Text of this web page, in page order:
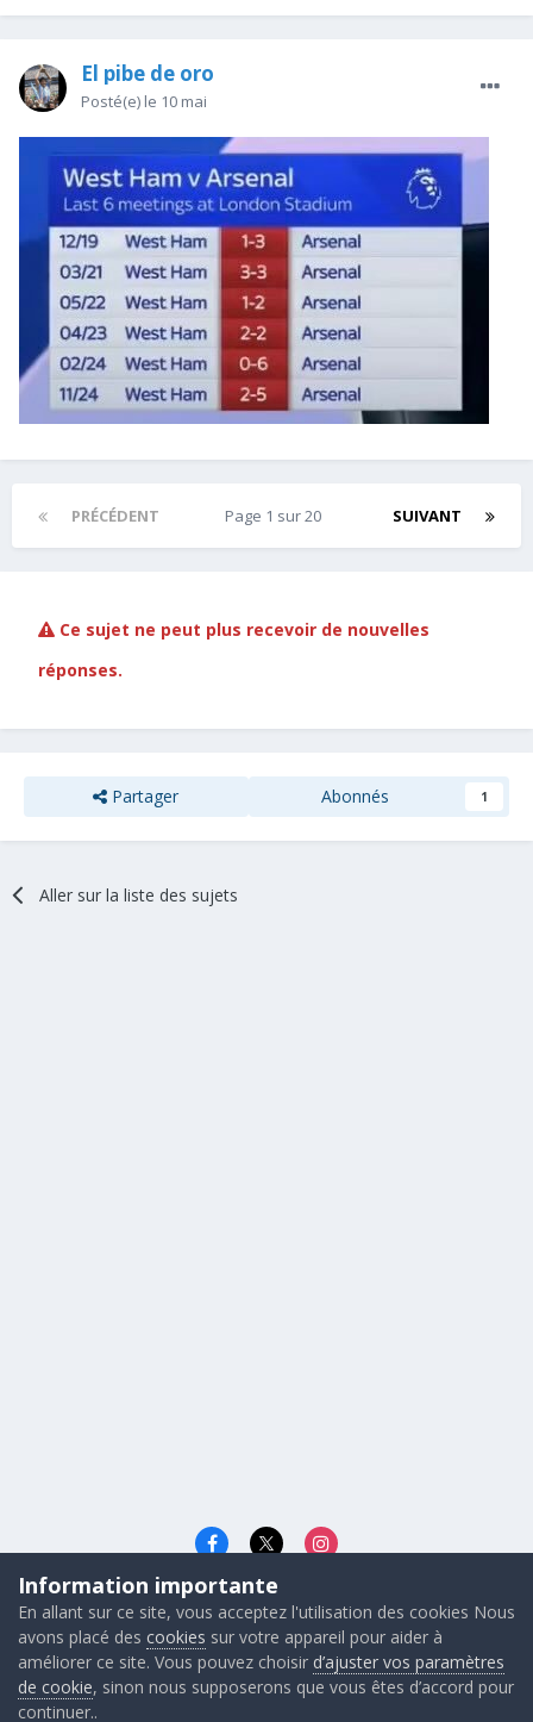
El pibe de oro
Posté(e) le 10 mai
PRÉCÉDENT SUIVANT
Page 1 sur 20
Ce sujet ne peut plus recevoir de nouvelles
réponses.
Partager Abonnés 1
Aller sur la liste des sujets
Langue Cookies
© 2026 - Gunners FRANCE
Powered by Invision Community
Information importante
En allant sur ce site, vous acceptez l'utilisation des cookies Nous
avons placé des cookies sur votre appareil pour aider à
améliorer ce site. Vous pouvez choisir d’ajuster vos paramètres
de cookie, sinon nous supposerons que vous êtes d’accord pour
continuer..